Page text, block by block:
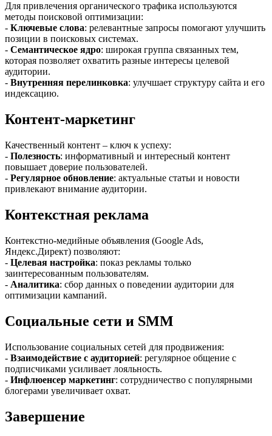
Для привлечения органического трафика используются
методы поисковой оптимизации:
- Ключевые слова: релевантные запросы помогают улучшить
позиции в поисковых системах.
- Семантическое ядро: широкая группа связанных тем,
которая позволяет охватить разные интересы целевой
аудитории.
- Внутренняя перелинковка: улучшает структуру сайта и его
индексацию.
Контент-маркетинг
Качественный контент – ключ к успеху:
- Полезность: информативный и интересный контент
повышает доверие пользователей.
- Регулярное обновление: актуальные статьи и новости
привлекают внимание аудитории.
Контекстная реклама
Контекстно-медийные объявления (Google Ads,
Яндекс.Директ) позволяют:
- Целевая настройка: показ рекламы только
заинтересованным пользователям.
- Аналитика: сбор данных о поведении аудитории для
оптимизации кампаний.
Социальные сети и SMM
Использование социальных сетей для продвижения:
- Взаимодействие с аудиторией: регулярное общение с
подписчиками усиливает лояльность.
- Инфлюенсер маркетинг: сотрудничество с популярными
блогерами увеличивает охват.
Завершение